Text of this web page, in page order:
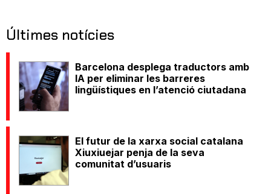
Últimes notícies
Barcelona desplega traductors amb
IA per eliminar les barreres
lingüístiques en l’atenció ciutadana
El futur de la xarxa social catalana
Xiuxiuejar penja de la seva
comunitat d’usuaris